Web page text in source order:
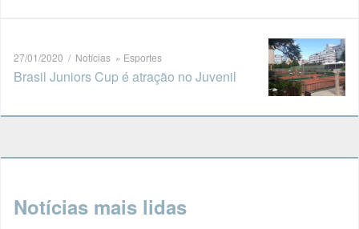
27/01/2020 / Notícias » Esportes
Brasil Juniors Cup é atração no Juvenil
Notícias mais lidas